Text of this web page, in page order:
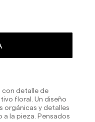
con detalle de
floral. Un diseño
orgánicas y detalles
la pieza. Pensados
Excepto pre-
pre-
13 días
ten en cuenta